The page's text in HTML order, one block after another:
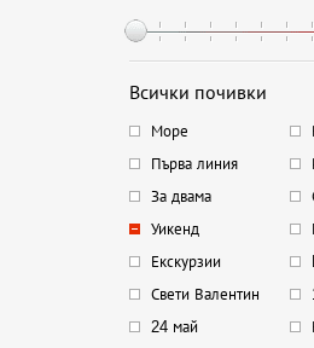
Всички почивки
Море
Първа линия
За двама
Уикенд
Екскурзии
Свети Валентин
24 май